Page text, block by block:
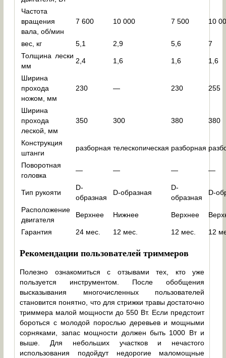
Частота
вращения
вала, об/мин
7 600 10 000 7 500 10
вес, кг 5,1 2,9 5,6
7
Толщина лески
мм
2,4 1,6 1,6 1,6
Ширина
прохода
ножом, мм
230 — 230 255
Ширина
прохода
леской, мм
350 300 380 380
Конструкция
штанги
разборная телескопическая разборная
Поворотная
головка
— — — —
Тип рукояти
D-
образная
D-образная
D-
образная
D-
Расположение
двигателя
Верхнее Нижнее Верхнее
Гарантия 24 мес. 12 мес. 12 мес. 12
Рекомендации пользователей триммеров
Полезно ознакомиться с отзывами тех, кто уже
пользуется инструментом. После обобщения
высказывания многочисленных пользователей
становится понятно, что для стрижки травы достаточно
триммера малой мощности до 550 Вт. Если предстоит
бороться с молодой порослью деревьев и мощными
сорняками, запас мощности должен быть 1000 Вт и
выше. Для небольших участков и нечастого
использования подойдут недорогие маломощные